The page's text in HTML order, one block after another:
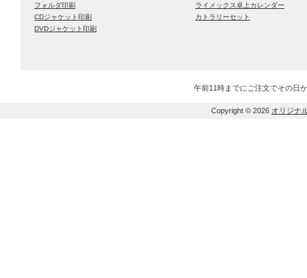
フォルダ印刷
CDジャケット印刷
DVDジャケット印刷
ライメックス卓上カレンダー
カトラリーセット
午前11時までにご注文でその日
Copyright © 2026 オリジナ